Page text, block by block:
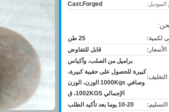
الموديل:
Cast.Forged
لكمية:
25 طن
الأسعار:
قابل للتفاوض
براميل من الصلب، وأكياس
كبيرة للحصول على حقيبة كبيرة،
وصافي 1000Kgs الوزن، الوزن
الإجمالي 1002KGS، ق
10-20 يوما بعد تأكيد الطلب